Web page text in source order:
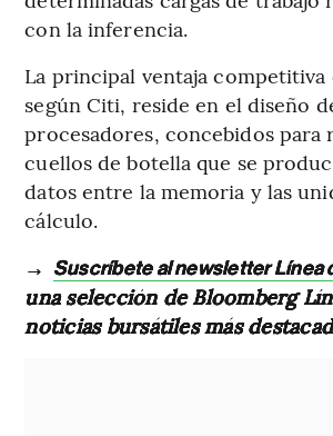
con la inferencia.
La principal ventaja competitiva
según Citi, reside en el diseño
procesadores, concebidos para
cuellos de botella que se
datos entre la memoria y las
cálculo.
→ Suscríbete al newsletter Línea
una selección de Bloomberg
noticias bursátiles más